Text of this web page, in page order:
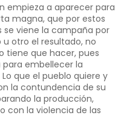
empieza a aparecer para
magna, que por estos
se viene la campaña por
u otro el resultado, no
tiene que hacer, pues
embellecer la
que el pueblo quiere y
la contundencia de su
la producción,
con la violencia de las